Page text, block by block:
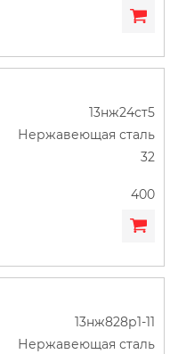
13нж24ст5
Нержавеющая сталь
32
400
13нж828р1-11
Нержавеющая сталь